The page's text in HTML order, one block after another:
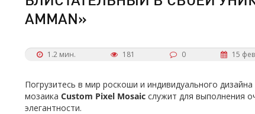
AMMAN»
1.2 мин. 181 0 15
Погрузитесь в мир роскоши и индивидуального
мозаика Custom Pixel Mosaic служит для выполнения
элегантности.